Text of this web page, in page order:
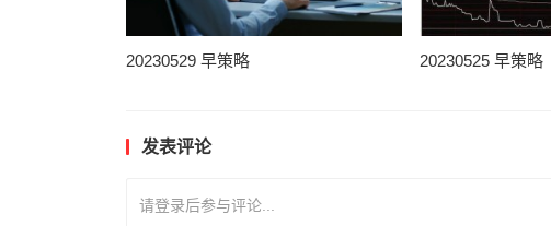
20230529 早策略 20230525 早策略
发表评论
请登录后参与评论...